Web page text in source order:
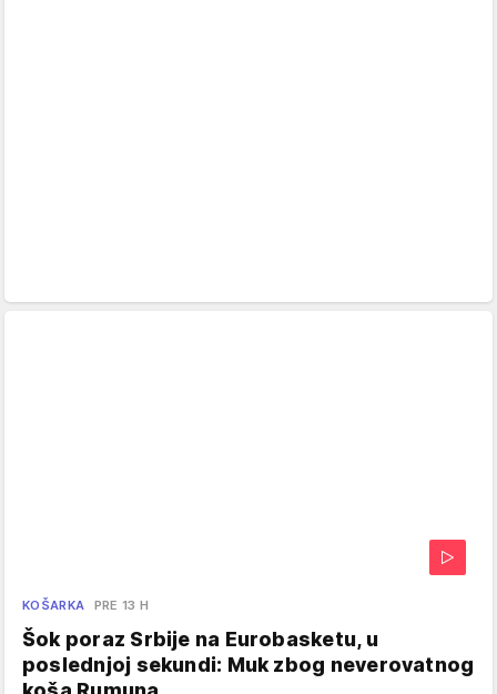
KOŠARKA PRE 13 H
Šok poraz Srbije na Eurobasketu, u
poslednjoj sekundi: Muk zbog neverovatnog